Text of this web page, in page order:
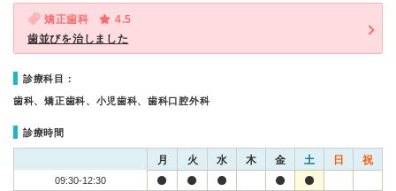
矯正歯科
4.5
歯並びを治しました
診療科目：
歯科、矯正歯科、小児歯科、歯科口腔外科
診療時間
月 火 水 木 金 土 日 祝
09:30-12:30